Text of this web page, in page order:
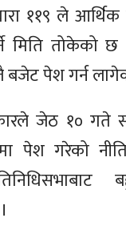
११९ ले
मिति तोकेको छ
पेश गर्न
जेठ १० गते
पेश गरेको